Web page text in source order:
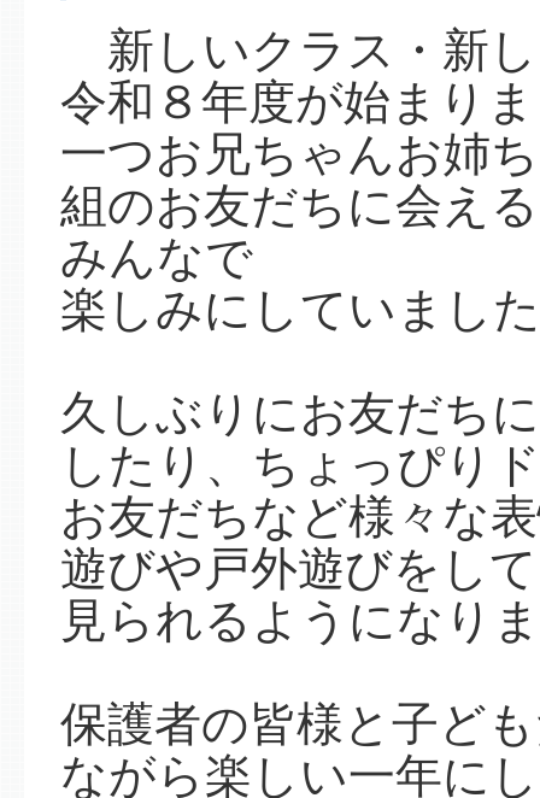
新しいクラス・新
令和８年度が始まり
一つお兄ちゃんお姉
組のお友だちに会え
みんなで
楽しみにしていまし
久しぶりにお友だち
したり、ちょっぴり
お友だちなど様々な
遊びや戸外遊びをし
見られるようになり
保護者の皆様と子ど
ながら楽しい一年に